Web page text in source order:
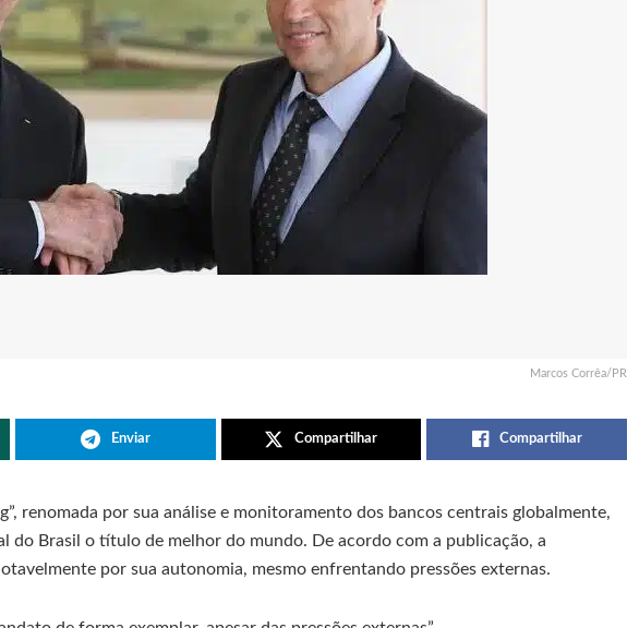
Marcos Corrêa/PR
Enviar Compartilhar Compartilhar
renomada por sua análise e monitoramento dos bancos centrais globalmente,
do Brasil o título de melhor do mundo. De acordo com a publicação, a
por sua autonomia, mesmo enfrentando pressões externas.